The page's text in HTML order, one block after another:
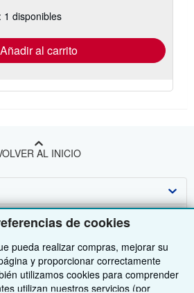
de cookies
pueda realizar compras, mejorar su
y proporcionar correctamente
utilizamos cookies para comprender
utilizan nuestros servicios (por
las
tarifas
envío
1 disponibles
Añadir al carrito
AL INICIO
afiliados